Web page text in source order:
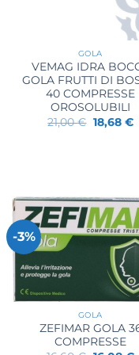
GOLA
VEMAG IDRA
GOLA FRUTTI DI
40 COMPRESSE
OROSOLUBILI
21,00€ Il
prezzo
18,68 €Il
-3%
GOLA
ZEFIMAR GOLA
COMPRESSE